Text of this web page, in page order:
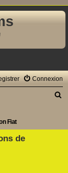
Connexion
Fiat
de
avancée